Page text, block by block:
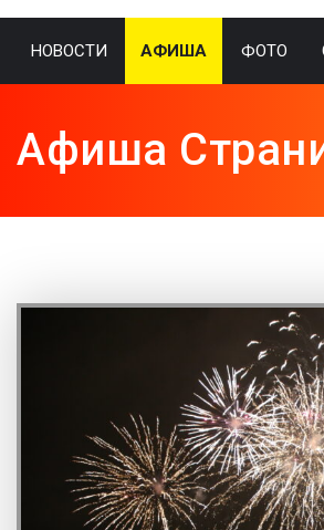
НОВОСТИ АФИША ФОТО
Афиша